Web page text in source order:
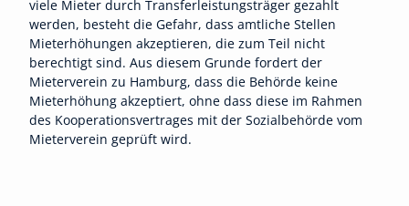
viele Mieter durch Transferleistungsträger gezahlt
werden, besteht die Gefahr, dass amtliche Stellen
Mieterhöhungen akzeptieren, die zum Teil nicht
berechtigt sind. Aus diesem Grunde fordert der
Mieterverein zu Hamburg, dass die Behörde keine
Mieterhöhung akzeptiert, ohne dass diese im Rahmen
des Kooperationsvertrages mit der Sozialbehörde vom
Mieterverein geprüft wird.